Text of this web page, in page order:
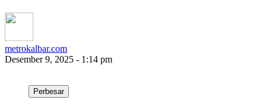
metrokalbar.com
Desember 9, 2025 - 1:14 pm
Perbesar